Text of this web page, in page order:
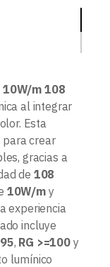
10W/m 108
al integrar
Esta
para crear
gracias a
de 108
10W/my
experiencia
incluye
, RG >=100 y
lumínico